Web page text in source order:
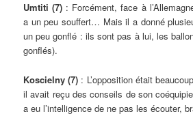
Umtiti (7) : Forcément, face à
a un peu souffert… Mais il a donné
un peu gonflé : ils sont pas à lui, les
gonflés).
Koscielny (7) : L’opposition était
il avait reçu des conseils de son
a eu l’intelligence de ne pas les écouter,